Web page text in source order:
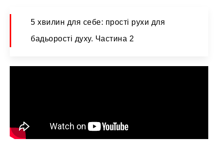
5 хвилин для себе: прості рухи для
бадьорості духу. Частина 2